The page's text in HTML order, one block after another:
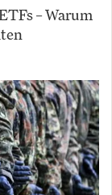
– Warum